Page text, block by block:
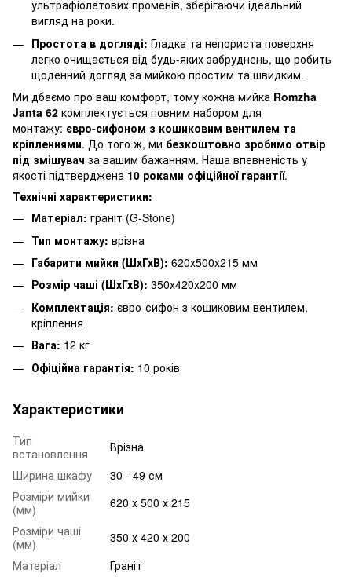
ультрафіолетових променів, зберігаючи ідеальний
вигляд на роки.
Простота в догляді: Гладка та непориста поверхня
легко очищається від будь-яких забруднень, що робить
щоденний догляд за мийкою простим та швидким.
Ми дбаємо про ваш комфорт, тому кожна мийка Romzha
Janta 62 комплектується повним набором для
монтажу: євро-сифоном з кошиковим вентилем та
кріпленнями. До того ж, ми безкоштовно зробимо отвір
під змішувач за вашим бажанням. Наша впевненість у
якості підтверджена 10 роками офіційної гарантії.
Технічні характеристики:
Матеріал: граніт (G-Stone)
Тип монтажу: врізна
Габарити мийки (ШхГхВ): 620х500х215 мм
Розмір чаші (ШхГхВ): 350х420х200 мм
Комплектація: євро-сифон з кошиковим вентилем,
кріплення
Вага: 12 кг
Офіційна гарантія: 10 років
Характеристики
Тип
встановлення
Врізна
Ширина шкафу
30 - 49 см
Розміри мийки
(мм)
620 х 500 х 215
Розміри чаші
(мм)
350 х 420 х 200
Матеріал
Граніт